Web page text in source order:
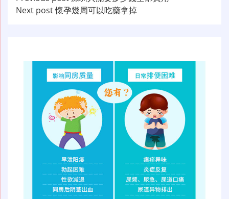
章
航
Next post懷孕幾周可以吃藥拿掉